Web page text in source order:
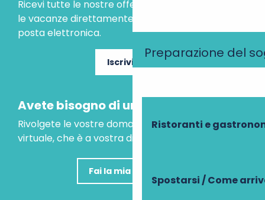
Preparazione del
Ristoranti e
Spostarsi / Come
Ricevi tutte le nostre offerte speciali e le idee per
le vacanze direttamente nella tua casella di
posta elettronica.
Iscriviti ora
Avete bisogno di un consiglio?
Rivolgete le vostre domande al nostro assistente
virtuale, che è a vostra disposizione per aiutarvi.
Fai la mia domanda